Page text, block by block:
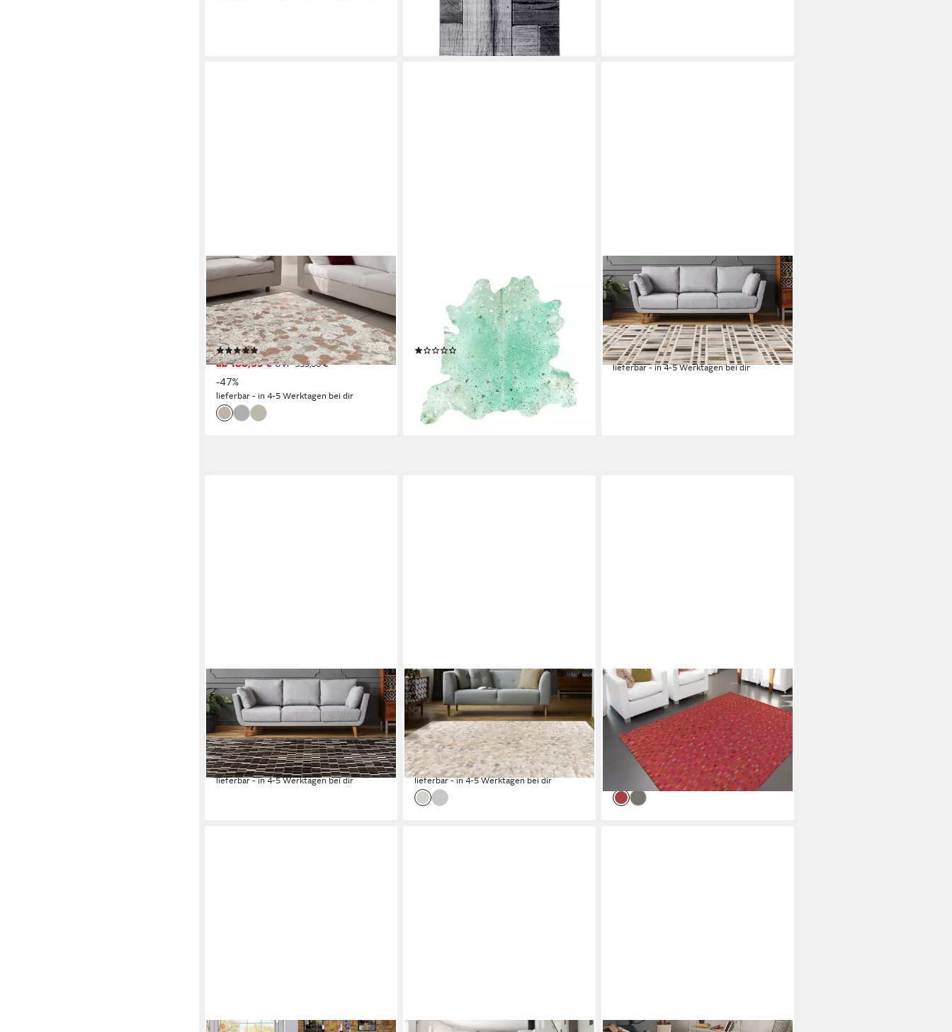
lieferbar - in 3-4 Werktagen bei dir
KAYOOM
Teppich Spark 210, rechteckig, Höhe:
8 mm, 100% Leder, Unikat, fusselarm,
Allergiker & Fußbodenheizung
geeignet
(1)
ab 188,59 € UVP359,00 €
-47%
lieferbar - in 4-5 Werktagen bei dir
Teppich Fly 110, rechteckig, Höhe: 3
mm, aus Rindsleder, stilvolle
luxuriöse Akzente, Fußbodenheizung
geeignet
(2)
189,00 € UVP 365,00 €
-48%
lieferbar - in 4-5 Werktagen bei dir
PADIRO
Teppich Lavin 225, rechteckig, Höhe:
8 mm, Handgenähtes und
hochwertig verarbeitetes Unikat
ab 114,99 € UVP229,00 €
-50%
lieferbar - in 4-5 Werktagen bei dir
PADIRO
Teppich Lavin 125, rechteckig, Höhe:
8 mm, Handgenähtes und
hochwertig verarbeitetes Unikat
ab 119,99 € UVP229,00 €
-48%
lieferbar - in 4-5 Werktagen bei dir
PADIRO
Teppich Lavin 1025, rechteckig,
Höhe: 8 mm, Handgenähtes und
hochwertig verarbeitetes Unikat
ab 98,90 € UVP165,00 €
-40%
lieferbar - in 4-5 Werktagen bei dir
ARTE ESPINA
Teppich Wild 8022, rechteckig,
Höhe: 14 mm, Luxuriöser Teppich in
Spitzenqualität, Naturmaterialien
ab 194,99 € UVP285,00 €
lieferbar - in 4-5 Werktagen bei dir